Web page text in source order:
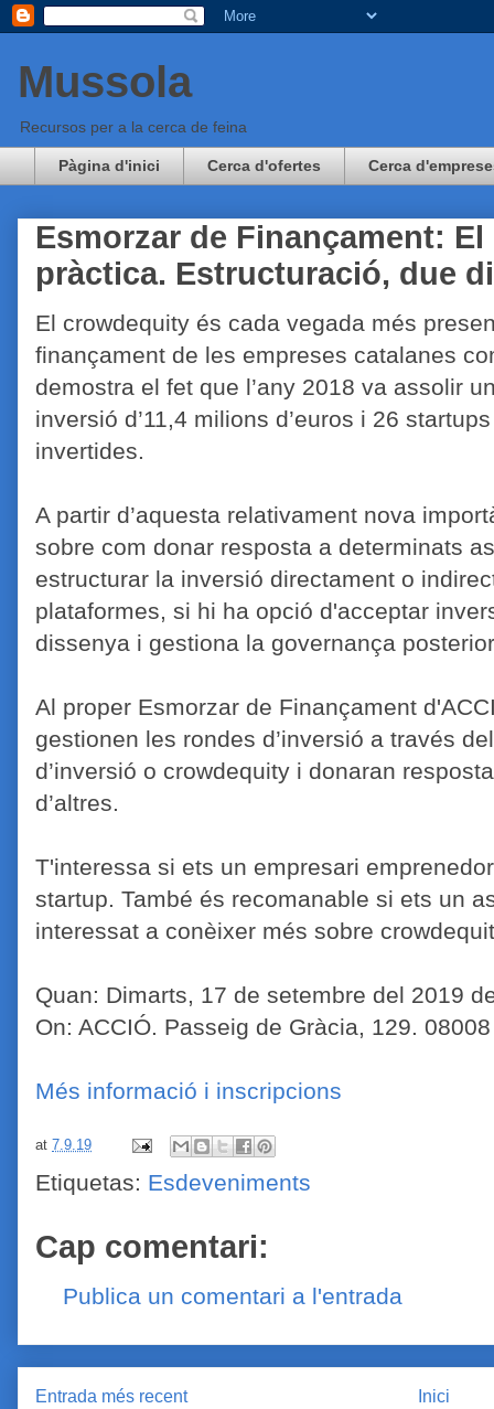
Mussola
Recursos per a la cerca de feina
Pàgina d'inici Cerca d'ofertes Cerca
Esmorzar de Finançament:
pràctica. Estructuració, due
El crowdequity és cada vegada més
finançament de les empreses catalanes
demostra el fet que l’any 2018 va assolir
inversió d’11,4 milions d’euros i 26 startups
invertides.
A partir d’aquesta relativament nova
sobre com donar resposta a determinats
estructurar la inversió directament o
plataformes, si hi ha opció d'acceptar
dissenya i gestiona la governança
Al proper Esmorzar de Finançament
gestionen les rondes d’inversió a través
d’inversió o crowdequity i donaran
d’altres.
T'interessa si ets un empresari
startup. També és recomanable si ets un
interessat a conèixer més sobre
Quan: Dimarts, 17 de setembre del 2019
On: ACCIÓ. Passeig de Gràcia, 129.
Més informació i inscripcions
at 7.9.19
Etiquetas: Esdeveniments
Cap comentari:
Publica un comentari a l'entrada
Entrada més recent Inici